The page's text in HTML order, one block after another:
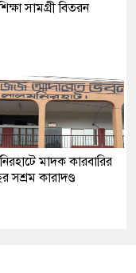
সামগ্রী বিতরন
মাদক কারবারির
সশ্রম কারাদণ্ড